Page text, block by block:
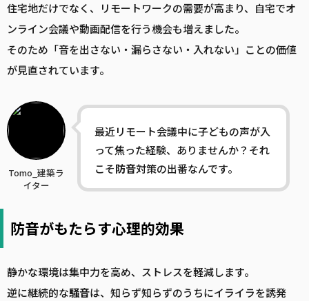
住宅地だけでなく、リモートワークの需要が高まり、自宅でオ
ンライン会議や動画配信を行う機会も増えました。
そのため「音を出さない・漏らさない・入れない」ことの価値
が見直されています。
Tomo_建築ラ
イター
最近リモート会議中に子どもの声が入
って焦った経験、ありませんか？それ
こそ防音対策の出番なんです。
防音がもたらす心理的効果
静かな環境は集中力を高め、ストレスを軽減します。
逆に継続的な騒音は、知らず知らずのうちにイライラを誘発